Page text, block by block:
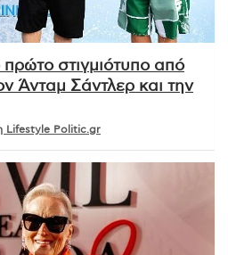
στιγμιότυπο από
Άνταμ Σάντλερ και την
Lifestyle Politic.gr